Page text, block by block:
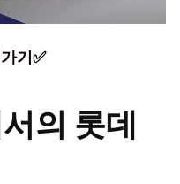
기✅
의 롯데